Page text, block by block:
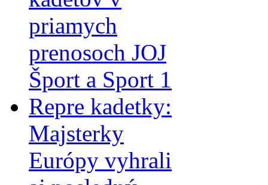
priamych
prenosoch JOJ
Šport a Sport 1
Repre kadetky:
Majsterky
Európy vyhrali